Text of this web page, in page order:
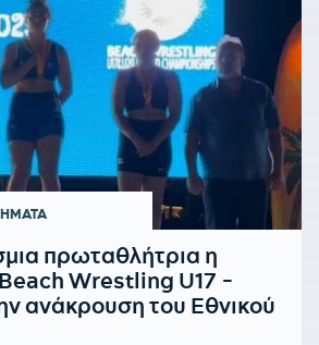
πρωταθλήτρια η
Wrestling U17 -
ανάκρουση του Εθνικού